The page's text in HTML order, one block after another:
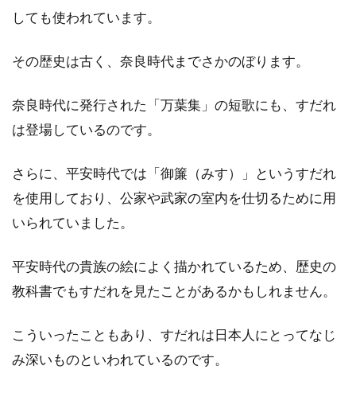
も人気の間取りです。人気の間取りですが、一
一軒家が寒いのは何が原因？寒さ対
策を施し暖かい空間を！
「夢のマイホーム」という言葉がありますが、
一軒家は決して安い買い物ではありません。一
2DKで一人暮らし！インテリアを配
一人暮らしをを考えた時、2DKであれば1Kや
しても使われています。
その歴史は古く、奈良時代までさかのぼります。
奈良時代に発行された「万葉集」の短歌にも、すだれ
は登場しているのです。
さらに、平安時代では「御簾（みす）」というすだれ
を使用しており、公家や武家の室内を仕切るために用
いられていました。
平安時代の貴族の絵によく描かれているため、歴史の
教科書でもすだれを見たことがあるかもしれません。
こういったこともあり、すだれは日本人にとってなじ
み深いものといわれているのです。